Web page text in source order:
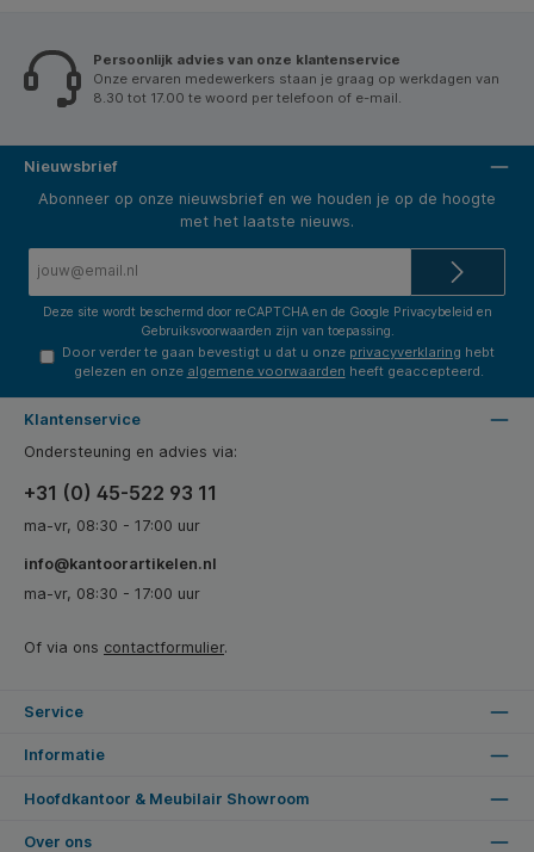
Persoonlijk advies van onze klantenservice
Onze ervaren medewerkers staan je graag op werkdagen van
8.30 tot 17.00 te woord per telefoon of e-mail.
Nieuwsbrief
Abonneer op onze nieuwsbrief en we houden je op de hoogte
met het laatste nieuws.
Deze site wordt beschermd door reCAPTCHA en de Google Privacybeleid en
Gebruiksvoorwaarden zijn van toepassing.
Door verder te gaan bevestigt u dat u onze privacyverklaring hebt
gelezen en onze algemene voorwaarden heeft geaccepteerd.
Klantenservice
Ondersteuning en advies via:
+31 (0) 45-522 93 11
ma-vr, 08:30 - 17:00 uur
info@kantoorartikelen.nl
ma-vr, 08:30 - 17:00 uur
Of via ons contactformulier.
Service
Informatie
Hoofdkantoor & Meubilair Showroom
Over ons